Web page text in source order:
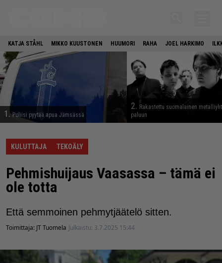
KATJA STÅHL MIKKO KUUSTONEN HUUMORI RAHA JOEL HARKIMO
1.Poliisi pyytää apua Jämsässä
2. Rakastettu suomalainen
paluun
KULUTTAJA TEKOÄLY
Pehmishuijaus Vaasassa – tämä ei
ole totta
Että semmoinen pehmytjäätelö sitten.
Toimittaja: JT Tuomela Julkaistu: 3.7.2025 15:44